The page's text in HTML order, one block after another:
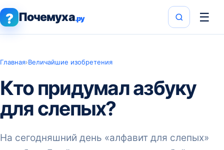
? Почемуха.ру ☰
Главная›Величайшие изобретения
Кто придумал азбуку
для слепых?
На сегодняшний день «алфавит для слепых»